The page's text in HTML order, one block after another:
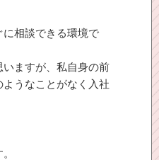
相談できる環境で
ますが、私自身の前
うなことがなく入社